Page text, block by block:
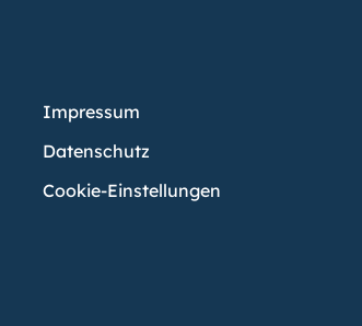
Impressum
Datenschutz
Cookie-Einstellungen